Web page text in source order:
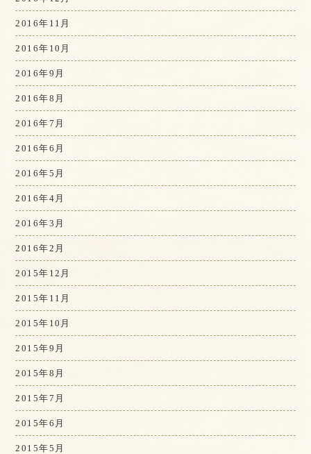
2016年11月
2016年10月
2016年9月
2016年8月
2016年7月
2016年6月
2016年5月
2016年4月
2016年3月
2016年2月
2015年12月
2015年11月
2015年10月
2015年9月
2015年8月
2015年7月
2015年6月
2015年5月